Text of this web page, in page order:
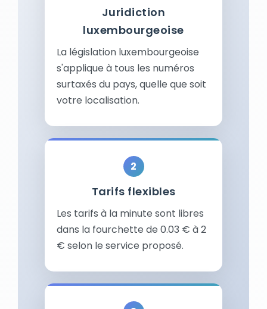
Juridiction
luxembourgeoise
La législation luxembourgeoise
s'applique à tous les numéros
surtaxés du pays, quelle que soit
votre localisation.
Tarifs flexibles
Les tarifs à la minute sont libres
dans la fourchette de 0.03 € à 2
€ selon le service proposé.